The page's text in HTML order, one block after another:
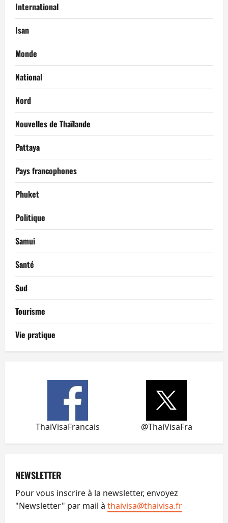
International
Isan
Monde
National
Nord
Nouvelles de Thaïlande
Pattaya
Pays francophones
Phuket
Politique
Samui
Santé
Sud
Tourisme
Vie pratique
ThaiVisaFrancais @ThaiVisaFra
NEWSLETTER
Pour vous inscrire à la newsletter, envoyez
"Newsletter" par mail à thaivisa@thaivisa.fr